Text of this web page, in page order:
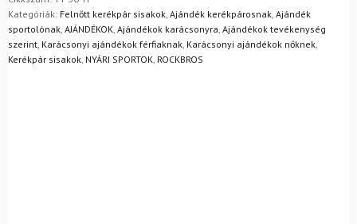
Mik a visszaküldés feltételei?
Kategóriák: Felnőtt kerékpár sisakok Ajándék kerékpárosnak Ajándék
sportolónak AJÁNDÉKOK Ajándékok karácsonyra Ajándékok tevékenység
szerint Karácsonyi ajándékok férfiaknak Karácsonyi ajándékok nőknek
Kerékpár sisakok NYÁRI SPORTOK ROCKBROS